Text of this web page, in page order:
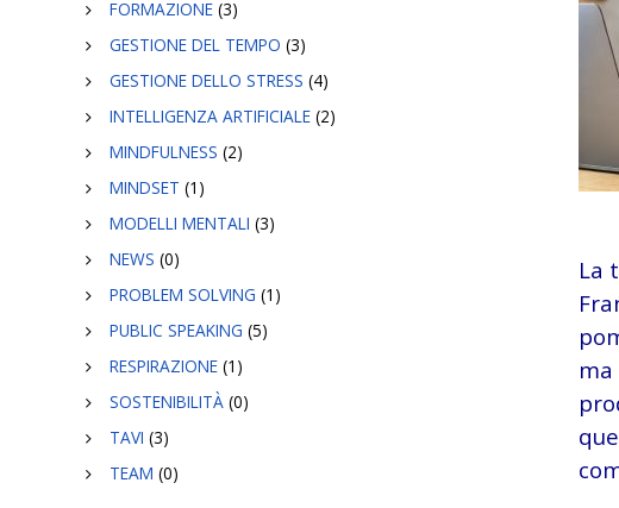
La
FORMAZIONE (3)
GESTIONE DEL TEMPO (3)
GESTIONE DELLO STRESS (4)
INTELLIGENZA ARTIFICIALE (2)
MINDFULNESS (2)
MINDSET (1)
MODELLI MENTALI (3)
NEWS (0)
PROBLEM SOLVING (1)
PUBLIC SPEAKING (5)
RESPIRAZIONE (1)
SOSTENIBILITÀ (0)
TAVI (3)
TEAM (0)